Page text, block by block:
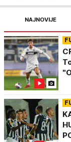
NAJNOVIJE